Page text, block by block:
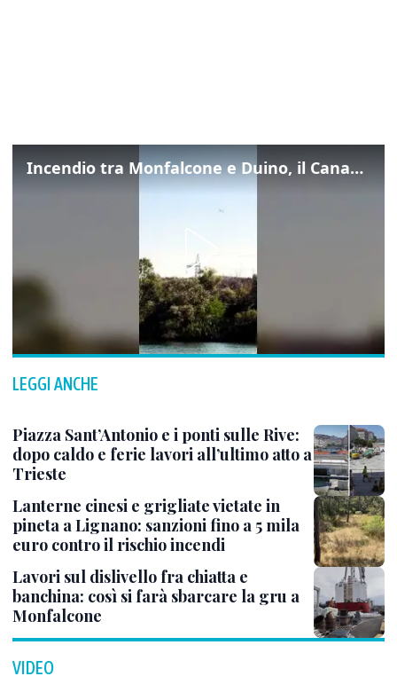
Incendio tra Monfalcone e Duino, il Canadair in azione per fermare le fiamme sul fronte dell’A4
LEGGI ANCHE
Piazza Sant’Antonio e i ponti sulle Rive:
dopo caldo e ferie lavori all’ultimo atto a
Trieste
Lanterne cinesi e grigliate vietate in
pineta a Lignano: sanzioni fino a 5 mila
euro contro il rischio incendi
Lavori sul dislivello fra chiatta e
banchina: così si farà sbarcare la gru a
Monfalcone
VIDEO